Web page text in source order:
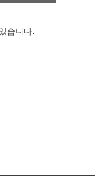
습니다.